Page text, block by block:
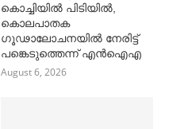
കൊച്ചിയിൽ പിടിയിൽ,
കൊലപാതക
ഗൂഢാലോചനയിൽ നേരിട്ട്
പങ്കെടുത്തെന്ന് എൻഐഎ
August 6, 2026